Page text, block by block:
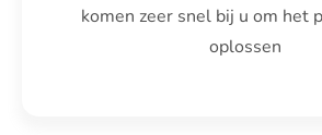
komen zeer snel bij u om het
oplossen